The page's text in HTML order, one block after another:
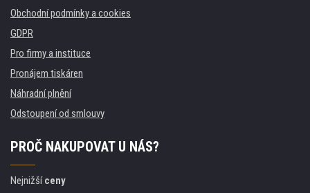
Obchodní podmínky a cookies
GDPR
Pro firmy a instituce
Pronájem tiskáren
Náhradní plnění
Odstoupení od smlouvy
PROČ NAKUPOVAT U NÁS?
Nejnižšíceny